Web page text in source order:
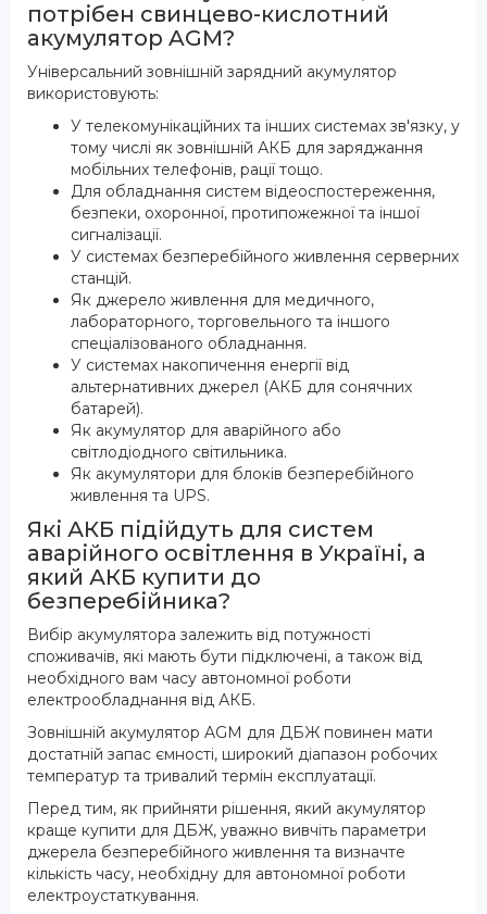
потрібен свинцево-кислотний
акумулятор AGM?
Універсальний зовнішній зарядний акумулятор
використовують:
У телекомунікаційних та інших системах зв'язку, у
тому числі як зовнішній АКБ для заряджання
мобільних телефонів, рації тощо.
Для обладнання систем відеоспостереження,
безпеки, охоронної, протипожежної та іншої
сигналізації.
У системах безперебійного живлення серверних
станцій.
Як джерело живлення для медичного,
лабораторного, торговельного та іншого
спеціалізованого обладнання.
У системах накопичення енергії від
альтернативних джерел (АКБ для сонячних
батарей).
Як акумулятор для аварійного або
світлодіодного світильника.
Як акумулятори для блоків безперебійного
живлення та UPS.
Які АКБ підійдуть для систем
аварійного освітлення в Україні, а
який АКБ купити до
безперебійника?
Вибір акумулятора залежить від потужності
споживачів, які мають бути підключені, а також від
необхідного вам часу автономної роботи
електрообладнання від АКБ.
Зовнішній акумулятор AGM для ДБЖ повинен мати
достатній запас ємності, широкий діапазон робочих
температур та тривалий термін експлуатації.
Перед тим, як прийняти рішення, який акумулятор
краще купити для ДБЖ, уважно вивчіть параметри
джерела безперебійного живлення та визначте
кількість часу, необхідну для автономної роботи
електроустаткування.